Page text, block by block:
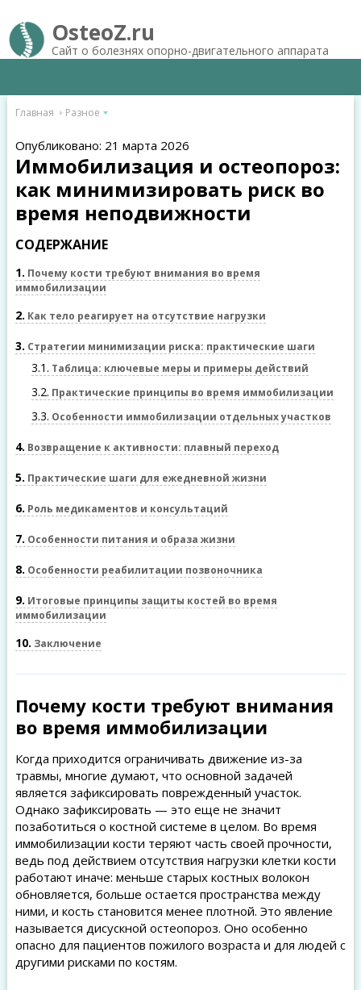
OsteoZ.ru
Сайт о болезнях опорно-двигательного аппарата
Главная Разное
Опубликовано: 21 марта 2026
Иммобилизация и остеопороз:
как минимизировать риск во
время неподвижности
СОДЕРЖАНИЕ
1 Почему кости требуют внимания во время
иммобилизации
2 Как тело реагирует на отсутствие нагрузки
3 Стратегии минимизации риска: практические шаги
3.1 Таблица: ключевые меры и примеры действий
3.2 Практические принципы во время иммобилизации
3.3 Особенности иммобилизации отдельных участков
4 Возвращение к активности: плавный переход
5 Практические шаги для ежедневной жизни
6 Роль медикаментов и консультаций
7 Особенности питания и образа жизни
8 Особенности реабилитации позвоночника
9 Итоговые принципы защиты костей во время
иммобилизации
10 Заключение
Почему кости требуют внимания
во время иммобилизации
Когда приходится ограничивать движение из-за
травмы, многие думают, что основной задачей
является зафиксировать поврежденный участок.
Однако зафиксировать — это еще не значит
позаботиться о костной системе в целом. Во время
иммобилизации кости теряют часть своей прочности,
ведь под действием отсутствия нагрузки клетки кости
работают иначе: меньше старых костных волокон
обновляется, больше остается пространства между
ними, и кость становится менее плотной. Это явление
называется дисускной остеопороз. Оно особенно
опасно для пациентов пожилого возраста и для людей с
другими рисками по костям.